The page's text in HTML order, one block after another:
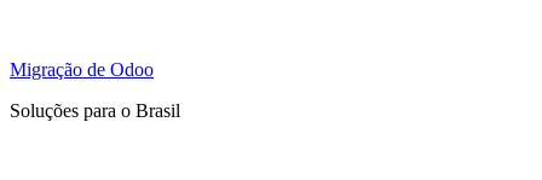
Migração de Odoo
Soluções para o Brasil